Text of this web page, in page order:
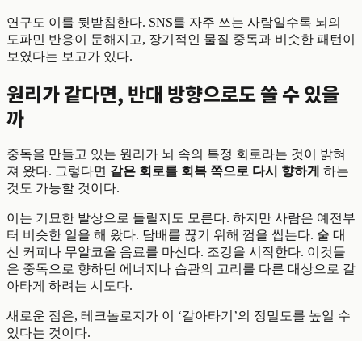
연구도 이를 뒷받침한다. SNS를 자주 쓰는 사람일수록 뇌의
도파민 반응이 둔해지고, 장기적인 물질 중독과 비슷한 패턴이
보였다는 보고가 있다.
원리가 같다면, 반대 방향으로도 쓸 수 있을
까
중독을 만들고 있는 원리가 뇌 속의 특정 회로라는 것이 밝혀
져 왔다. 그렇다면 같은 회로를 회복 쪽으로 다시 향하게 하는
것도 가능할 것이다.
이는 기묘한 발상으로 들릴지도 모른다. 하지만 사람은 예전부
터 비슷한 일을 해 왔다. 담배를 끊기 위해 껌을 씹는다. 술 대
신 커피나 무알코올 음료를 마신다. 조깅을 시작한다. 이것들
은 중독으로 향하던 에너지나 습관의 고리를 다른 대상으로 갈
아타게 하려는 시도다.
새로운 점은, 테크놀로지가 이 ‘갈아타기’의 정밀도를 높일 수
있다는 것이다.